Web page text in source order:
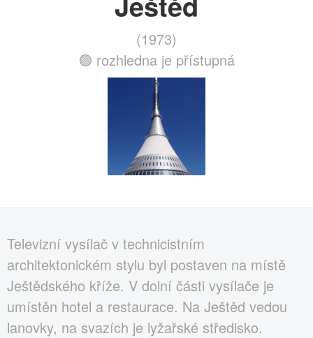
(1973)
🟢 rozhledna je přístupná
Televizní vysílač v technicistním
architektonickém stylu byl postaven na místě
Ještědského kříže. V dolní části vysílače je
umístěn hotel a restaurace. Na Ještěd vedou
lanovky, na svazích je lyžařské středisko.